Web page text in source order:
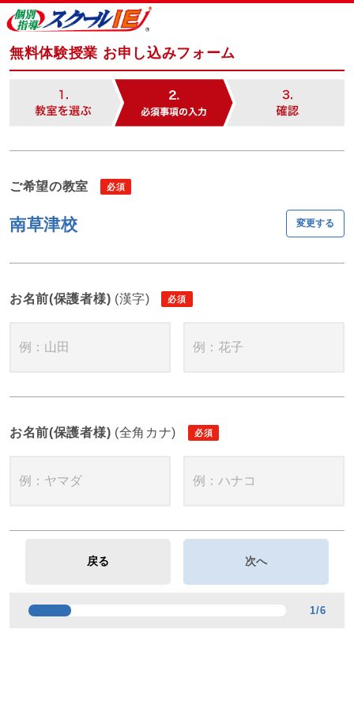
無料体験授業 お申し込みフォーム
ご希望の教室
南草津校 変更する
お名前(保護者様) (漢字)
お名前(保護者様) (全角カナ)
1/6